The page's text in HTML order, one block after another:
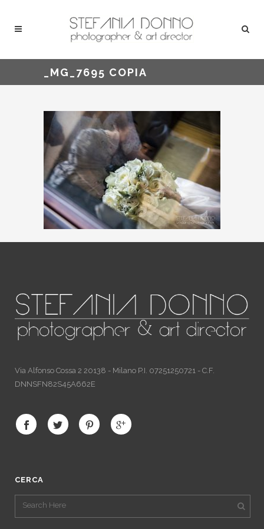
_MG_7695 COPIA
Via Alfonso Cossa 2 20138 - Milano P.I. 07251250721 - C.F.
DNNSFN82S45A662E
CERCA